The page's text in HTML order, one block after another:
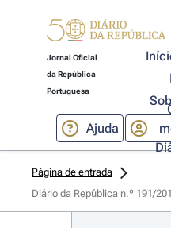
Jornal Oficial
da República
Portuguesa
Ajuda
Página de entrada
Diário da República n.º 191/